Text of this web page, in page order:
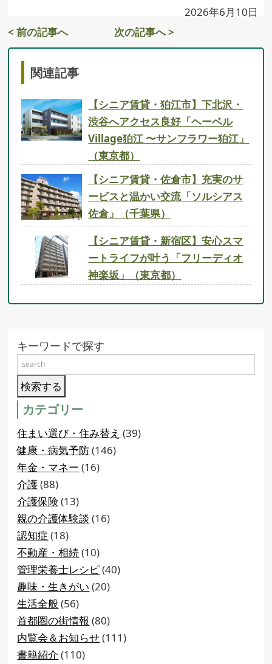
2026年6月10日
< 前の記事へ
次の記事へ >
関連記事
【シニア賃貸・狛江市】下北沢・
渋谷へアクセス良好「ヘーベル
Village狛江 〜サンフラワー狛江」
（東京都）
【シニア賃貸・佐倉市】充実のサ
ービスと温かい交流「ソルシアス
佐倉」（千葉県）
【シニア賃貸・新宿区】安心スマ
ートライフが叶う「フリーディオ
神楽坂」（東京都）
キーワードで探す
カテゴリー
住まい選び・住み替え (39)
健康・病気予防(146)
年金・マネー (16)
介護(88)
介護保険(13)
親の介護体験談 (16)
認知症 (18)
不動産・相続(10)
管理栄養士レシピ(40)
趣味・生きがい (20)
生活全般(56)
首都圏の街情報 (80)
内覧会＆お知らせ(111)
書籍紹介 (110)